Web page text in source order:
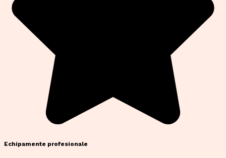
Echipamente profesionale